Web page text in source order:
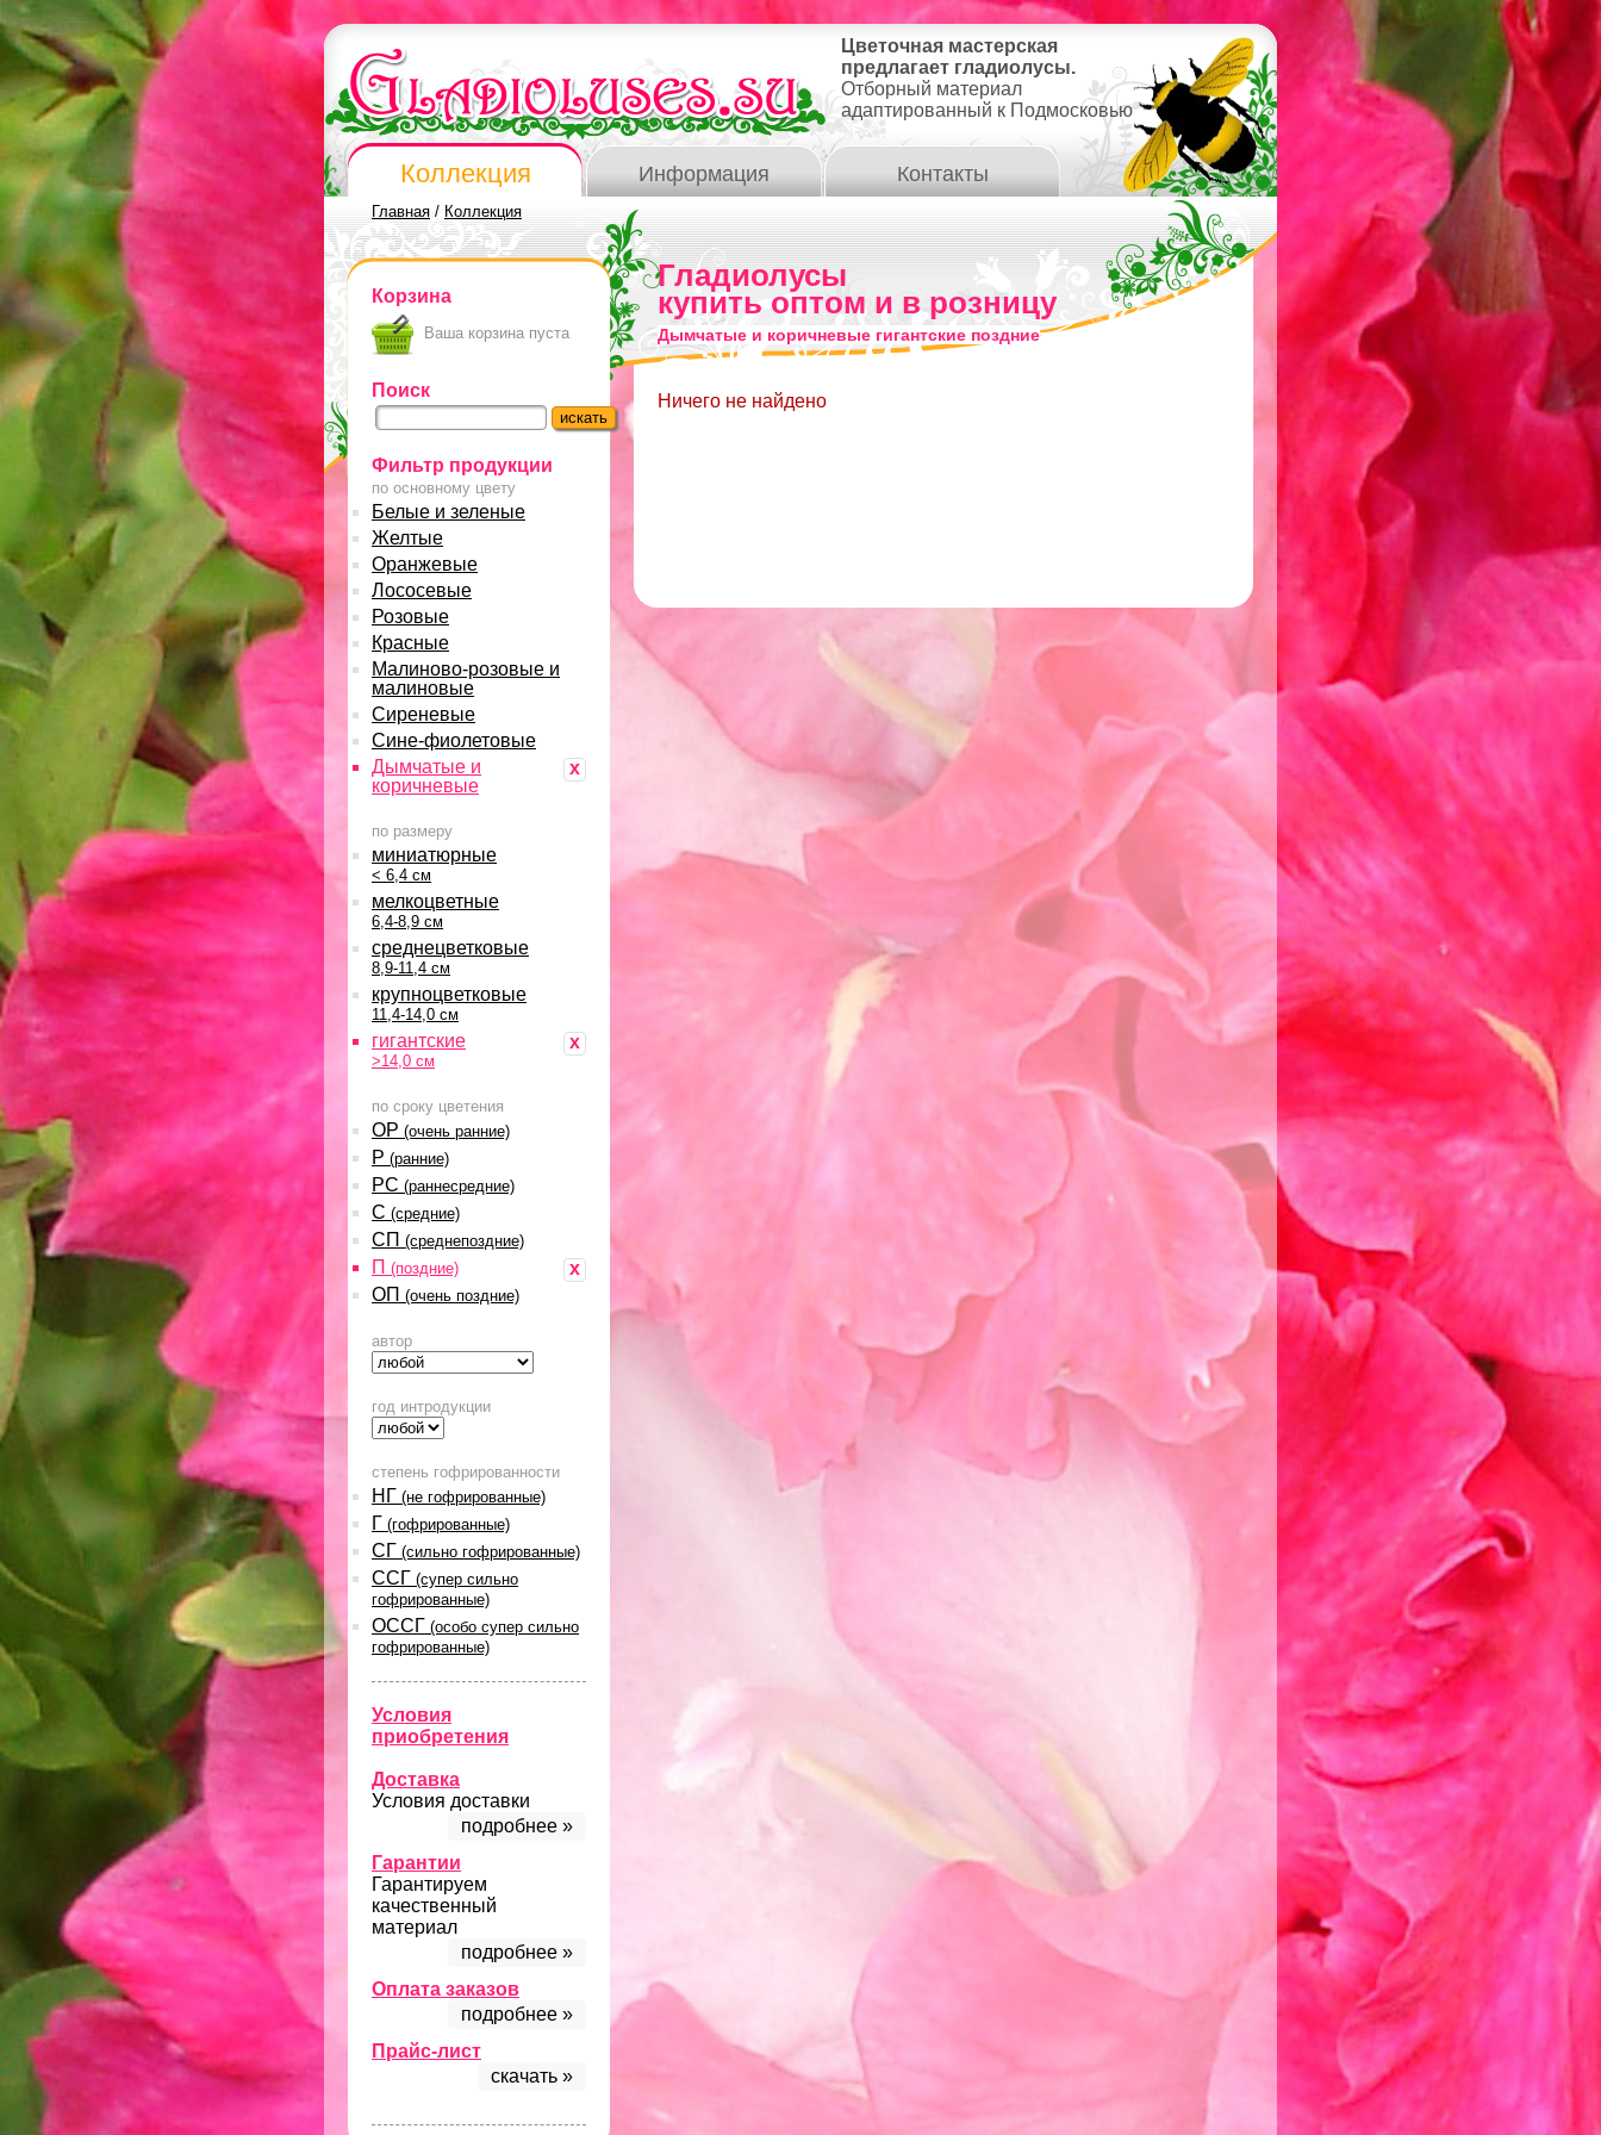
Цветочная мастерская
предлагает гладиолусы.
Отборный материал
адаптированный к Подмосковью
Коллекция Информация Контакты
Главная / Коллекция
Корзина
Ваша корзина пуста
Поиск
Фильтр продукции
по основному цвету
Белые и зеленые
Желтые
Оранжевые
Лососевые
Розовые
Красные
Малиново-розовые и
малиновые
Сиреневые
Сине-фиолетовые
x
Дымчатые и
коричневые
по размеру
миниатюрные
< 6,4 см
мелкоцветные
6,4-8,9 см
среднецветковые
8,9-11,4 см
крупноцветковые
11,4-14,0 см
x
гигантские
>14,0 см
по сроку цветения
ОР (очень ранние)
Р (ранние)
РС (раннесредние)
С (средние)
СП (среднепоздние)
x
П (поздние)
ОП (очень поздние)
автор
год интродукции
степень гофрированности
НГ (не гофрированные)
Г (гофрированные)
СГ (сильно гофрированные)
ССГ (супер сильно
гофрированные)
ОССГ (особо супер сильно
гофрированные)
Условия
приобретения
Доставка
Условия доставки
подробнее »
Гарантии
Гарантируем
качественный
материал
подробнее »
Оплата заказов
подробнее »
Прайс-лист
скачать »
Гладиолусы
купить оптом и в розницу
Дымчатые и коричневые гигантские поздние
Ничего не найдено